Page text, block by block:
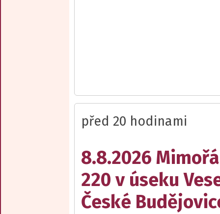
před 20 hodinami
8.8.2026
220 v úseku
České